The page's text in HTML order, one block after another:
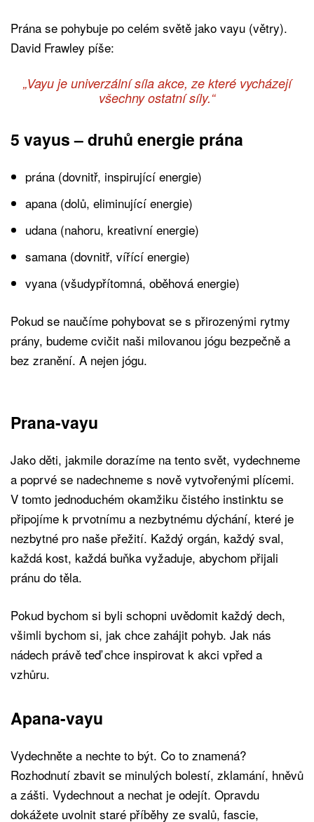
Prána se pohybuje po celém světě jako vayu (větry).
David Frawley píše:
„Vayu je univerzální síla akce, ze které vycházejí
všechny ostatní síly.“
5 vayus – druhů energie prána
prána (dovnitř, inspirující energie)
apana (dolů, eliminující energie)
udana (nahoru, kreativní energie)
samana (dovnitř, vířící energie)
vyana (všudypřítomná, oběhová energie)
Pokud se naučíme pohybovat se s přirozenými rytmy
prány, budeme cvičit naši milovanou jógu bezpečně a
bez zranění. A nejen jógu.
Prana-vayu
Jako děti, jakmile dorazíme na tento svět, vydechneme
a poprvé se nadechneme s nově vytvořenými plícemi.
V tomto jednoduchém okamžiku čistého instinktu se
připojíme k prvotnímu a nezbytnému dýchání, které je
nezbytné pro naše přežití. Každý orgán, každý sval,
každá kost, každá buňka vyžaduje, abychom přijali
pránu do těla.
Pokud bychom si byli schopni uvědomit každý dech,
všimli bychom si, jak chce zahájit pohyb. Jak nás
nádech právě teď chce inspirovat k akci vpřed a
vzhůru.
Apana-vayu
Vydechněte a nechte to být. Co to znamená?
Rozhodnutí zbavit se minulých bolestí, zklamání, hněvů
a zášti. Vydechnout a nechat je odejít. Opravdu
dokážete uvolnit staré příběhy ze svalů, fascie,